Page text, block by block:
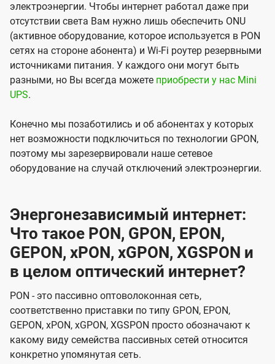
электроэнергии. Чтобы интернет работал даже при
отсутствии света Вам нужно лишь обеспечить ONU
(активное оборудование, которое используется в PON
сетях на стороне абонента) и Wi-Fi роутер резервными
источниками питания. У каждого они могут быть
разными, но Вы всегда можете приобрести у нас Mini
UPS.
Конечно мы позаботились и об абонентах у которых
нет возможности подключиться по технологии GPON,
поэтому мы зарезервировали наше сетевое
оборудование на случай отключений электроэнергии.
Энергонезависимый интернет:
Что такое PON, GPON, EPON,
GEPON, xPON, xGPON, XGSPON и
в целом оптический интернет?
PON - это пассивно оптоволоконная сеть,
соответственно приставки по типу GPON, EPON,
GEPON, xPON, xGPON, XGSPON просто обозначают к
какому виду семейства пассивных сетей относится
конкретно упомянутая сеть.